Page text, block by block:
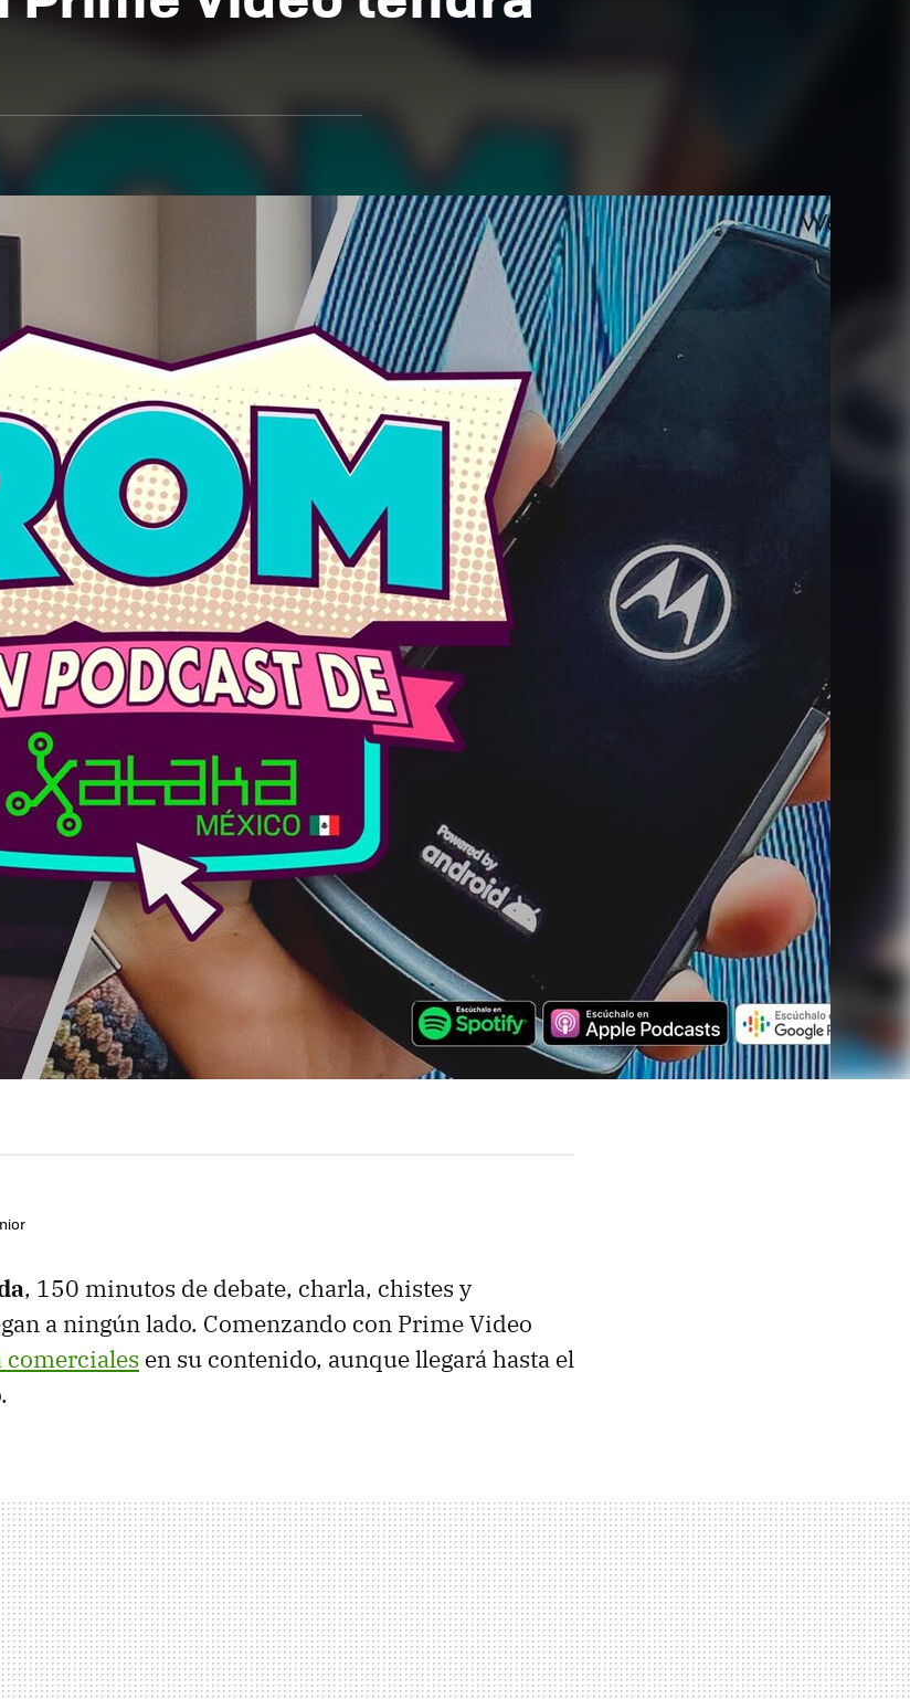
, 150 minutos de debate, charla, chistes y
a ningún lado. Comenzando con Prime Video
comerciales en su contenido, aunque llegará hasta el